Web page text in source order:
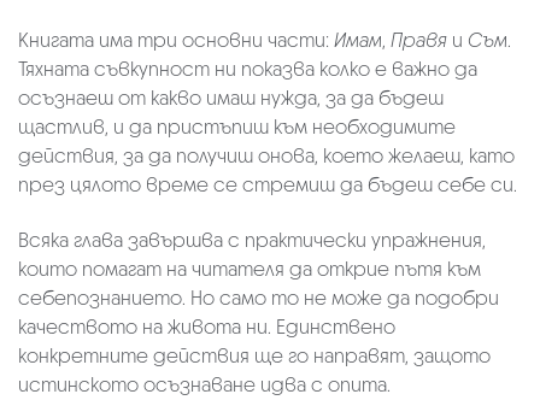
Книгата има три основни части: Имам, Правя и Съм.
Тяхната съвкупност ни показва колко е важно да
осъзнаеш от какво имаш нужда, за да бъдеш
щастлив, и да пристъпиш към необходимите
действия, за да получиш онова, което желаеш, като
през цялото време се стремиш да бъдеш себе си.
Всяка глава завършва с практически упражнения,
които помагат на читателя да открие пътя към
себепознанието. Но само то не може да подобри
качеството на живота ни. Единствено
конкретните действия ще го направят, защото
истинското осъзнаване идва с опита.